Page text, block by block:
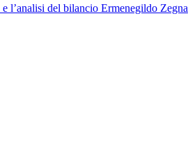
l’analisi del bilancio Ermenegildo Zegna